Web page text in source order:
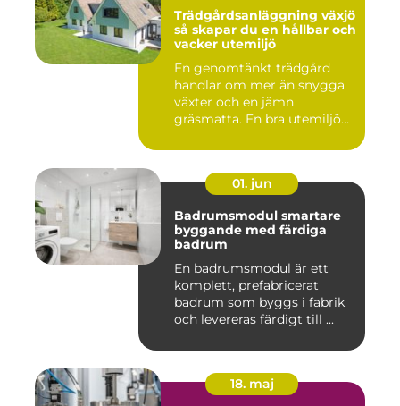
Trädgårdsanläggning växjö
så skapar du en hållbar och
vacker utemiljö
En genomtänkt trädgård
handlar om mer än snygga
växter och en jämn
gräsmatta. En bra utemiljö
01. jun
Badrumsmodul smartare
byggande med färdiga
badrum
En badrumsmodul är ett
komplett, prefabricerat
badrum som byggs i fabrik
och levereras färdigt till ...
18. maj